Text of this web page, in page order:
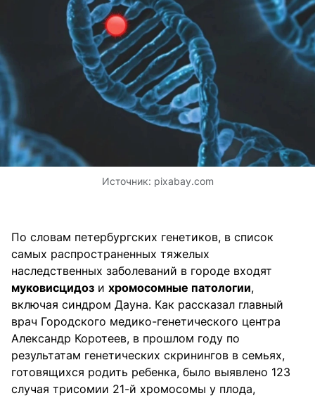
Источник: pixabay.com
По словам петербургских генетиков, в список
самых распространенных тяжелых
наследственных заболеваний в городе входят
муковисцидоз и хромосомные патологии,
включая синдром Дауна. Как рассказал главный
врач Городского медико-генетического центра
Александр Коротеев, в прошлом году по
результатам генетических скринингов в семьях,
готовящихся родить ребенка, было выявлено 123
случая трисомии 21-й хромосомы у плода,